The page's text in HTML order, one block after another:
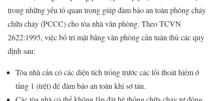
trong những yếu tố quan trọng giúp đảm bảo an toàn phòng cháy
chữa cháy (PCCC) cho tòa nhà văn phòng. Theo TCVN
2622:1995, việc bố trí mặt bằng văn phòng cần tuân thủ các quy
định sau:
Tòa nhà cần có các diện tích trống trước các lối thoát hiểm ở
tầng 1 (trệt) để đảm bảo an toàn khi sơ tán.